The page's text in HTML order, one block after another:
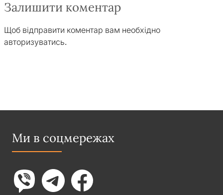
Залишити коментар
Щоб відправити коментар вам необхідно
авторизуватись.
Ми в соцмережах